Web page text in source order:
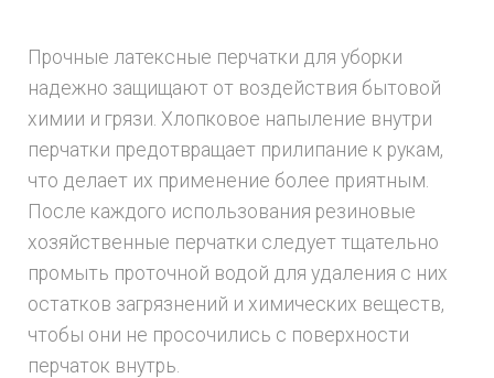
Прочные латексные перчатки для уборки
надежно защищают от воздействия бытовой
химии и грязи. Хлопковое напыление внутри
перчатки предотвращает прилипание к рукам,
что делает их применение более приятным.
После каждого использования резиновые
хозяйственные перчатки следует тщательно
промыть проточной водой для удаления с них
остатков загрязнений и химических веществ,
чтобы они не просочились с поверхности
перчаток внутрь.